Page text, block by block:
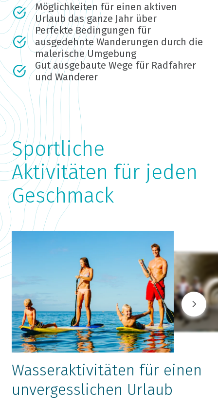
Möglichkeiten für einen aktiven
Urlaub das ganze Jahr über
Perfekte Bedingungen für
ausgedehnte Wanderungen durch die
malerische Umgebung
Gut ausgebaute Wege für Radfahrer
und Wanderer
Sportliche
Aktivitäten für jeden
Geschmack
Wasseraktivitäten für einen
unvergesslichen Urlaub